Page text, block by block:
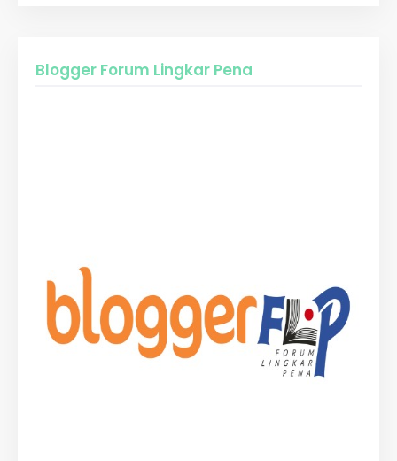
Blogger Forum Lingkar Pena